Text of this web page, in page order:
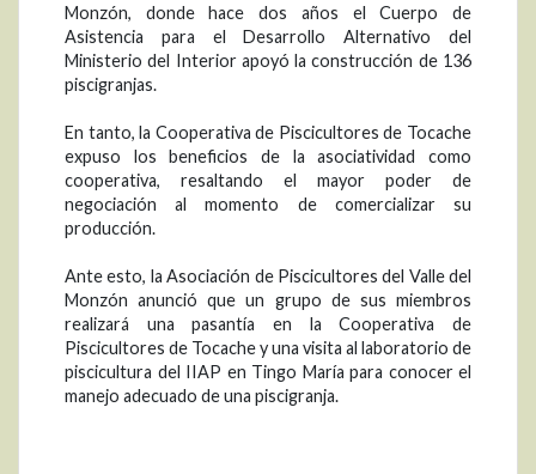
Monzón, donde hace dos años el Cuerpo de
Asistencia para el Desarrollo Alternativo del
Ministerio del Interior apoyó la construcción de 136
piscigranjas.
En tanto, la Cooperativa de Piscicultores de Tocache
expuso los beneficios de la asociatividad como
cooperativa, resaltando el mayor poder de
negociación al momento de comercializar su
producción.
Ante esto, la Asociación de Piscicultores del Valle del
Monzón anunció que un grupo de sus miembros
realizará una pasantía en la Cooperativa de
Piscicultores de Tocache y una visita al laboratorio de
piscicultura del IIAP en Tingo María para conocer el
manejo adecuado de una piscigranja.